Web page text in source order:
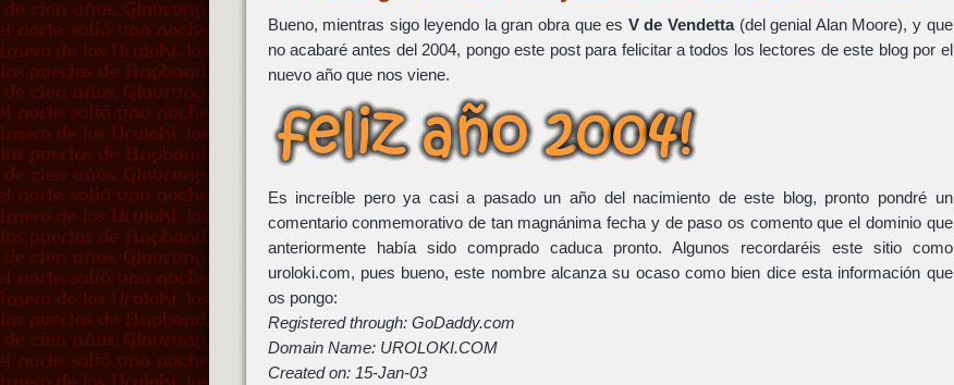
Bueno, mientras sigo leyendo la gran obra que es V de Vendetta(del genial Alan Moore), y que
no acabaré antes del 2004, pongo este post para felicitar a todos los lectores de este blog por el
nuevo año que nos viene.
Es increíble pero ya casi a pasado un año del nacimiento de este blog, pronto pondré un
comentario conmemorativo de tan magnánima fecha y de paso os comento que el dominio que
anteriormente había sido comprado caduca pronto. Algunos recordaréis este sitio como
uroloki.com, pues bueno, este nombre alcanza su ocaso como bien dice esta información que
os pongo:
Registered through: GoDaddy.com
Domain Name: UROLOKI.COM
Created on: 15-Jan-03